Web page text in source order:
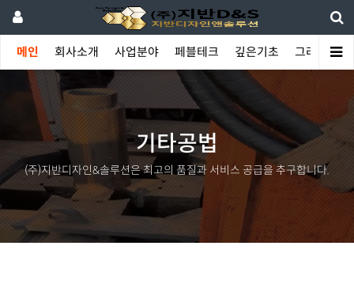
메인 회사소개 사업분야 페블테크 깊은기초 그라우팅
기타공법
(주)지반디자인&솔루션은 최고의 품질과 서비스 공급을 추구합니다.